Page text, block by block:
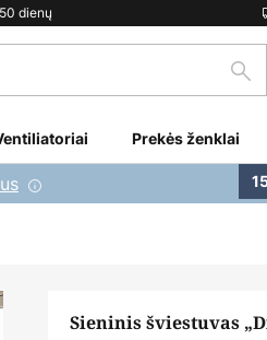
dienų
Prekės ženklai
Sieninis šviestuvas